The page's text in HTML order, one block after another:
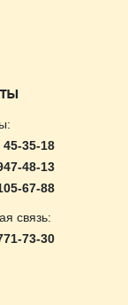
45-35-18
48-13
67-88
связь:
73-30